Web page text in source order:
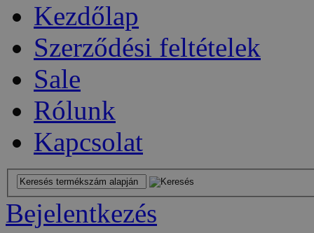
Kezdőlap
Szerződési feltételek
Sale
Rólunk
Kapcsolat
Bejelentkezés